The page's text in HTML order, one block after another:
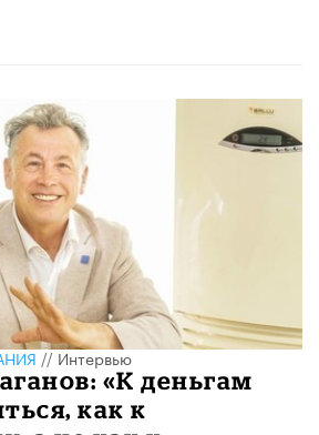
//Интервью
«К деньгам
как к